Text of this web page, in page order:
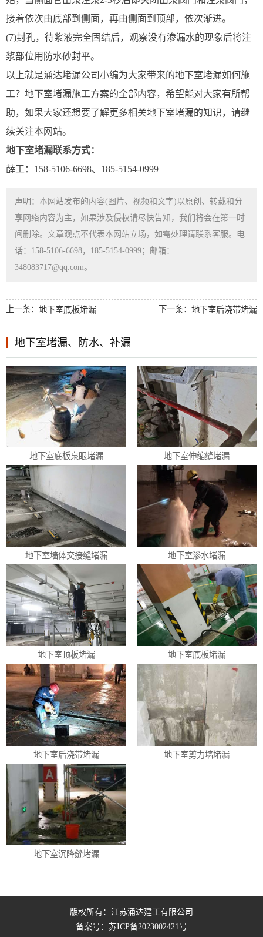
接着依次由底部到侧面，再由侧面到顶部，依次渐进。
(7)封孔，待浆液完全固结后，观察没有渗漏水的现象后将注
浆部位用防水砂封平。
以上就是涌达堵漏公司小编为大家带来的地下室堵漏如何施
工？地下室堵漏施工方案的全部内容，希望能对大家有所帮
助，如果大家还想要了解更多相关地下室堵漏的知识，请继
续关注本网站。
地下室堵漏联系方式：
薛工：158-5106-6698、185-5154-0999
声明：本网站发布的内容(图片、视频和文字)以原创、转载和分
享网络内容为主，如果涉及侵权请尽快告知，我们将会在第一时
间删除。文章观点不代表本网站立场，如需处理请联系客服。电
话：158-5106-6698，185-5154-0999；邮箱：
348083717@qq.com。
上一条： 地下室底板堵漏 下一条： 地下室后浇带堵漏
地下室堵漏、防水、补漏
地下室底板泉眼堵漏 地下室伸缩缝堵漏
地下室墙体交接缝堵漏 地下室渗水堵漏
地下室顶板堵漏 地下室底板堵漏
地下室后浇带堵漏 地下室剪力墙堵漏
地下室沉降缝堵漏
版权所有：江苏涌达建工有限公司
备案号： 苏ICP备2023002421号